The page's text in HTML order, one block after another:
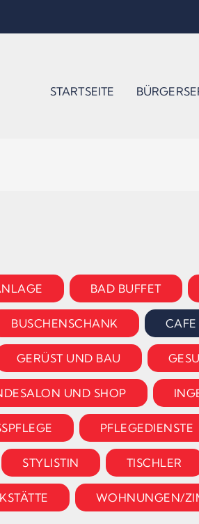
STARTSEITE
BAD BUFFET
BUSCHENSCHANK CAFE
GERÜST UND BAU
UND SHOP
PFLEGEDIENSTE
STYLISTIN TISCHLER
WOHNUNGEN/